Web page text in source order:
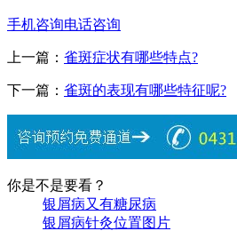
手机咨询电话咨询
上一篇： 雀斑症状有哪些特点?
下一篇： 雀斑的表现有哪些特征呢?
你是不是要看？
银屑病又有糖尿病
银屑病针灸位置图片